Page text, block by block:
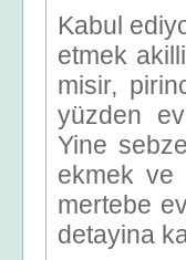
Kabul
etmek
misir,
yüzden
Yine
ekmek ve
mertebe
detayina